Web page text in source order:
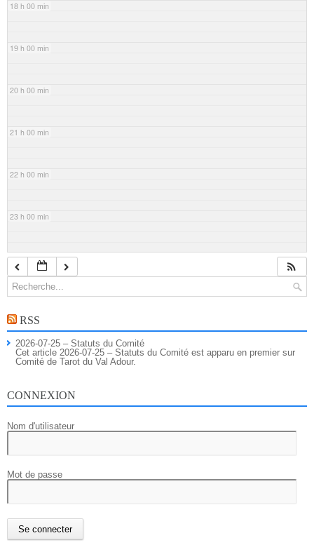
18 h 00 min
19 h 00 min
20 h 00 min
21 h 00 min
22 h 00 min
23 h 00 min
RSS
2026-07-25 – Statuts du Comité
Cet article 2026-07-25 – Statuts du Comité est apparu en premier sur
Comité de Tarot du Val Adour.
CONNEXION
Nom d'utilisateur
Mot de passe